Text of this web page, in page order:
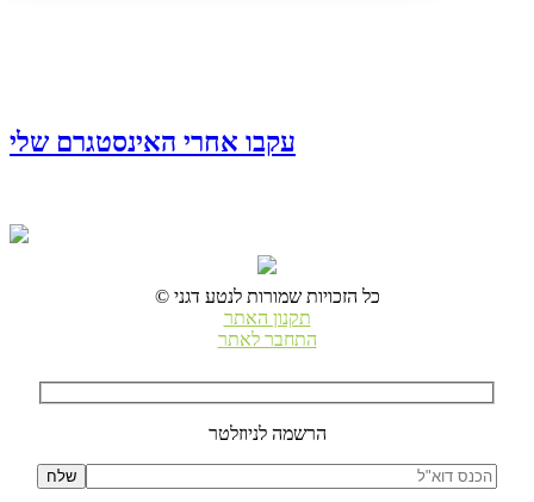
עקבו אחרי האינסטגרם שלי
© כל הזכויות שמורות לנטע דגני
תקנון האתר
התחבר לאתר
הרשמה לניוזלטר